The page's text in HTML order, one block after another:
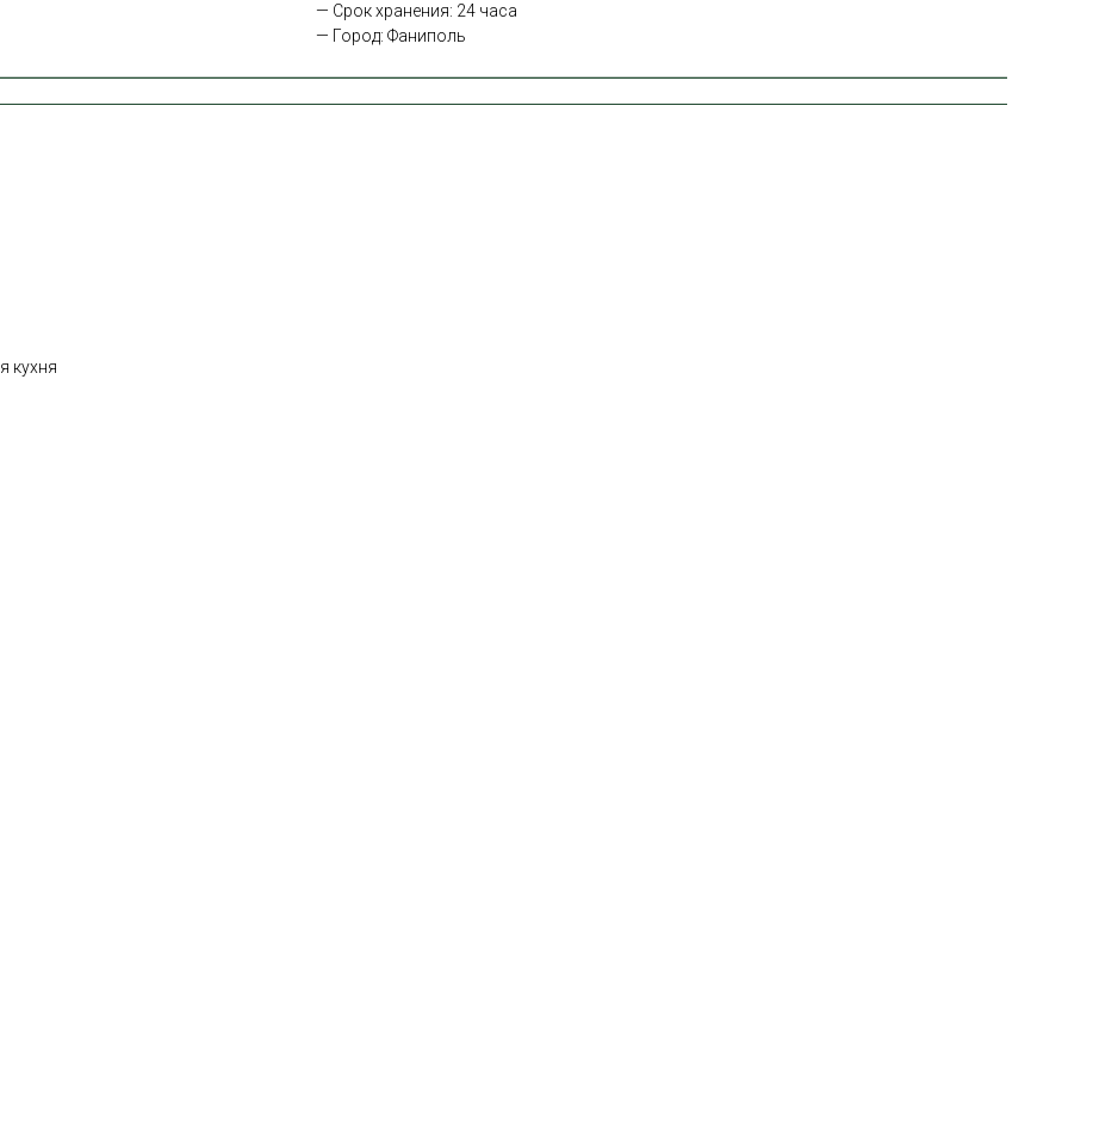
— Срок хранения: 24 часа
— Город: Фаниполь
кухня